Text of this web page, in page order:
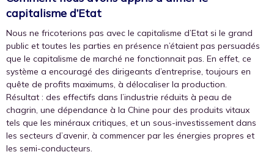
capitalisme d’Etat
Nous ne fricoterions pas avec le capitalisme d’Etat si le grand
public et toutes les parties en présence n’étaient pas persuadés
que le capitalisme de marché ne fonctionnait pas. En effet, ce
système a encouragé des dirigeants d’entreprise, toujours en
quête de profits maximums, à délocaliser la production.
Résultat : des effectifs dans l’industrie réduits à peau de
chagrin, une dépendance à la Chine pour des produits vitaux
tels que les minéraux critiques, et un sous-investissement dans
les secteurs d’avenir, à commencer par les énergies propres et
les semi-conducteurs.